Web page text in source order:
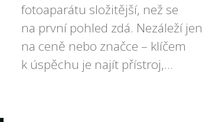
fotoaparátu složitější, než se
na první pohled zdá. Nezáleží jen
na ceně nebo značce – klíčem
k úspěchu je najít přístroj,...